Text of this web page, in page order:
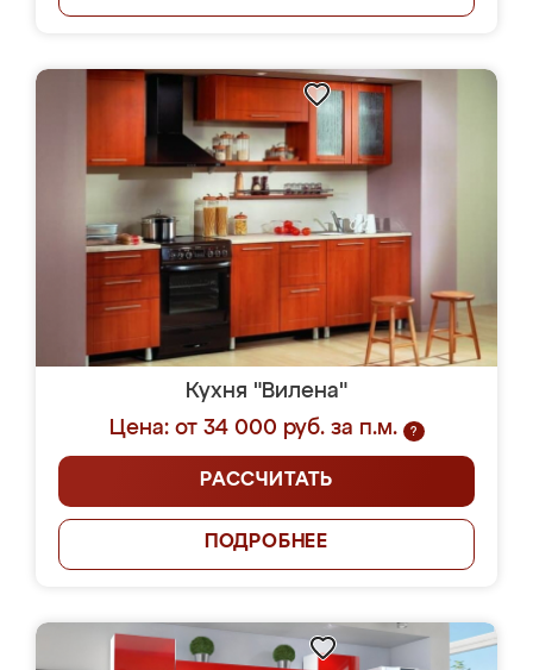
Кухня "Вилена"
Цена: от 34 000 руб. за п.м.
?
РАССЧИТАТЬ
ПОДРОБНЕЕ